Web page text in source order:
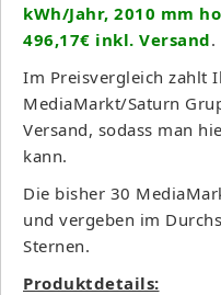
kWh/Jahr, 2010 mm
496,17€ inkl. Versand.
Im Preisvergleich zahlt
MediaMarkt/Saturn
Versand, sodass man
kann.
Die bisher 30
und vergeben im
Sternen.
Produktdetails: